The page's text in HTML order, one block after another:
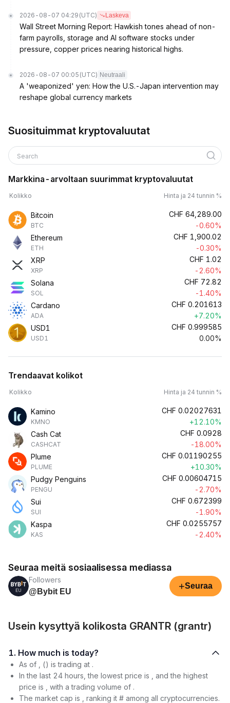
2026-08-07 04:29 (UTC) Laskeva
Wall Street Morning Report: Hawkish tones ahead of non-
farm payrolls, storage and AI software stocks under
pressure, copper prices nearing historical highs.
2026-08-07 00:05 (UTC) Neutraali
A 'weaponized' yen: How the U.S.-Japan intervention may
reshape global currency markets
Suosituimmat kryptovaluutat
Search
Markkina-arvoltaan suurimmat kryptovaluutat
Kolikko Hinta ja 24 tunnin %
Bitcoin
BTC
CHF 64,289.00
-0.60%
Ethereum
ETH
CHF 1,900.02
-0.30%
XRP
XRP
CHF 1.02
-2.60%
Solana
SOL
CHF 72.82
-1.40%
Cardano
ADA
CHF 0.201613
+7.20%
USD1
USD1
CHF 0.999585
0.00%
Trendaavat kolikot
Kolikko Hinta ja 24 tunnin %
Kamino
KMNO
CHF 0.02027631
+12.10%
Cash Cat
CASHCAT
CHF 0.0928
-18.00%
Plume
PLUME
CHF 0.01190255
+10.30%
Pudgy Penguins
PENGU
CHF 0.00604715
-2.70%
Sui
SUI
CHF 0.672399
-1.90%
Kaspa
KAS
CHF 0.0255757
-2.40%
Seuraa meitä sosiaalisessa mediassa
Followers
@Bybit EU
+Seuraa
Usein kysyttyä kolikosta GRANTR (grantr)
1. How much is today?
As of , () is trading at .
In the last 24 hours, the lowest price is , and the highest
price is , with a trading volume of .
The market cap is , ranking it # among all cryptocurrencies.